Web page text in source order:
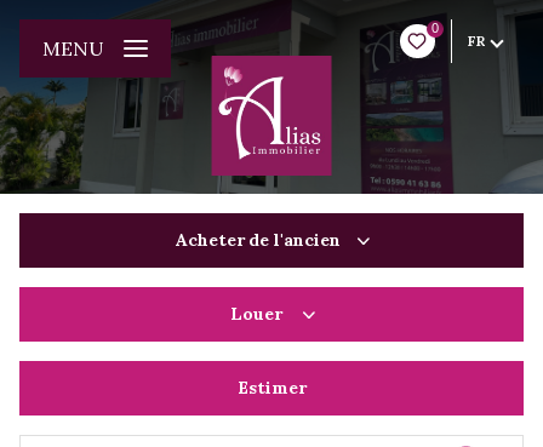
0
FR
MENU
Acheter de l'ancien
Du neuf
Louer
De l'immo pro
Estimer